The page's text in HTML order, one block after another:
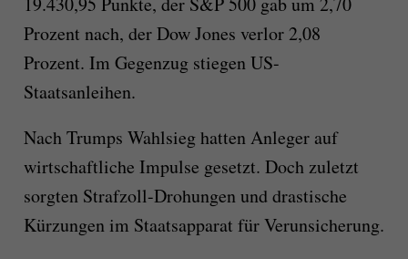
Prozent nach, der Dow Jones verlor 2,08
Prozent. Im Gegenzug stiegen US-
Staatsanleihen.
Nach Trumps Wahlsieg hatten Anleger auf
wirtschaftliche Impulse gesetzt. Doch zuletzt
sorgten Strafzoll-Drohungen und drastische
Kürzungen im Staatsapparat für Verunsicherung.